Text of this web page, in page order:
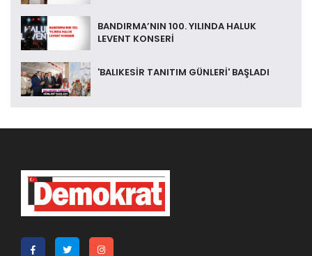
BANDIRMA’NIN 100. YILINDA HALUK
LEVENT KONSERİ
'BALIKESİR TANITIM GÜNLERİ' BAŞLADI